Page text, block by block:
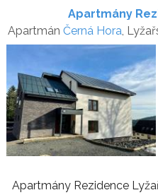
Apartmány
Apartmán Černá Hora,
Apartmány Rezidence